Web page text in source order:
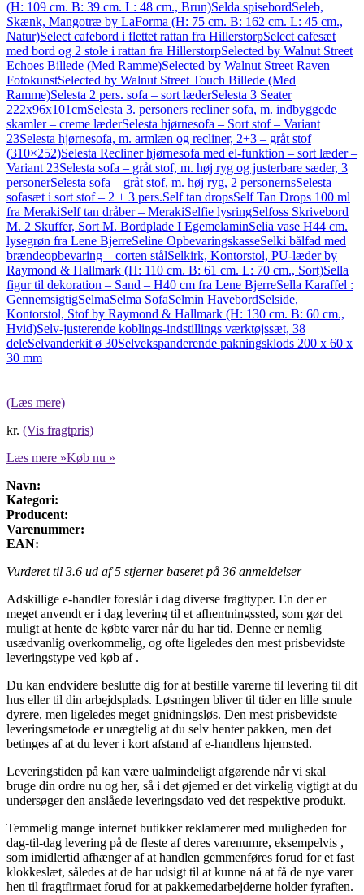
(H: 109 cm. B: 39 cm. L: 48 cm., Brun)Selda spisebordSeleb,
Skænk, Mangotræ by LaForma (H: 75 cm. B: 162 cm. L: 45 cm.,
Natur)Select cafebord i flettet rattan fra HillerstorpSelect cafesæt
med bord og 2 stole i rattan fra HillerstorpSelected by Walnut Street
Echoes Billede (Med Ramme)Selected by Walnut Street Raven
FotokunstSelected by Walnut Street Touch Billede (Med
Ramme)Selesta 2 pers. sofa – sort læderSelesta 3 Seater
222x96x101cmSelesta 3. personers recliner sofa, m. indbyggede
skamler – creme læderSelesta hjørnesofa – Sort stof – Variant
23Selesta hjørnesofa, m. armlæn og recliner, 2+3 – gråt stof
(310×252)Selesta Recliner hjørnesofa med el-funktion – sort læder –
Variant 23Selesta sofa – gråt stof, m. høj ryg og justerbare sæder, 3
personerSelesta sofa – gråt stof, m. høj ryg, 2 personernsSelesta
sofasæt i sort stof – 2 + 3 pers.Self tan dropsSelf Tan Drops 100 ml
fra MerakiSelf tan dråber – MerakiSelfie lysringSelfoss Skrivebord
M. 2 Skuffer, Sort M. Bordplade I EgemelaminSelia vase H44 cm.
lysegrøn fra Lene BjerreSeline OpbevaringskasseSelki bålfad med
brændeopbevaring – corten stålSelkirk, Kontorstol, PU-læder by
Raymond & Hallmark (H: 110 cm. B: 61 cm. L: 70 cm., Sort)Sella
figur til dekoration – Sand – H40 cm fra Lene BjerreSella Karaffel :
GennemsigtigSelmaSelma SofaSelmin HavebordSelside,
Kontorstol, Stof by Raymond & Hallmark (H: 130 cm. B: 60 cm.,
Hvid)Selv-justerende koblings-indstillings værktøjssæt, 38
deleSelvanderkit ø 30Selvekspanderende pakningsklods 200 x 60 x
30 mm
(Læs mere)
kr. (Vis fragtpris)
Læs mere »Køb nu »
Navn:
Kategori:
Producent:
Varenummer:
EAN:
Vurderet til 3.6 ud af 5 stjerner baseret på 36 anmeldelser
Adskillige e-handler foreslår i dag diverse fragttyper. En der er
meget anvendt er i dag levering til et afhentningssted, som gør det
muligt at hente de købte varer når du har tid. Denne er nemlig
usædvanlig overkommelig, og ofte ligeledes den mest prisbevidste
leveringstype ved køb af .
Du kan endvidere beslutte dig for at bestille varerne til levering til dit
hus eller til din arbejdsplads. Løsningen bliver til tider en lille smule
dyrere, men ligeledes meget gnidningsløs. Den mest prisbevidste
leveringsmetode er unægtelig at du selv henter pakken, men det
betinges af at du lever i kort afstand af e-handlens hjemsted.
Leveringstiden på kan være ualmindeligt afgørende når vi skal
bruge din ordre nu og her, så i det øjemed er det virkelig vigtigt at du
undersøger den anslåede leveringsdato ved det respektive produkt.
Temmelig mange internet butikker reklamerer med muligheden for
dag-til-dag levering på de fleste af deres varenumre, eksempelvis ,
som imidlertid afhænger af at handlen gemmenføres forud for et fast
klokkeslæt, således at de har udsigt til at kunne nå at få de nye varer
hen til fragtfirmaet forud for at pakkemedarbejderne holder fyraften.